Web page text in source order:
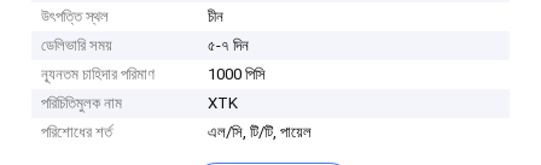
উৎপত্তি স্থল
চীন
ডেলিভারি সময়
৫-৭ দিন
ন্যূনতম চাহিদার পরিমাণ
1000 পিসি
পরিচিতিমুলক নাম
XTK
পরিশোধের শর্ত
এল/সি, টি/টি, পায়েল